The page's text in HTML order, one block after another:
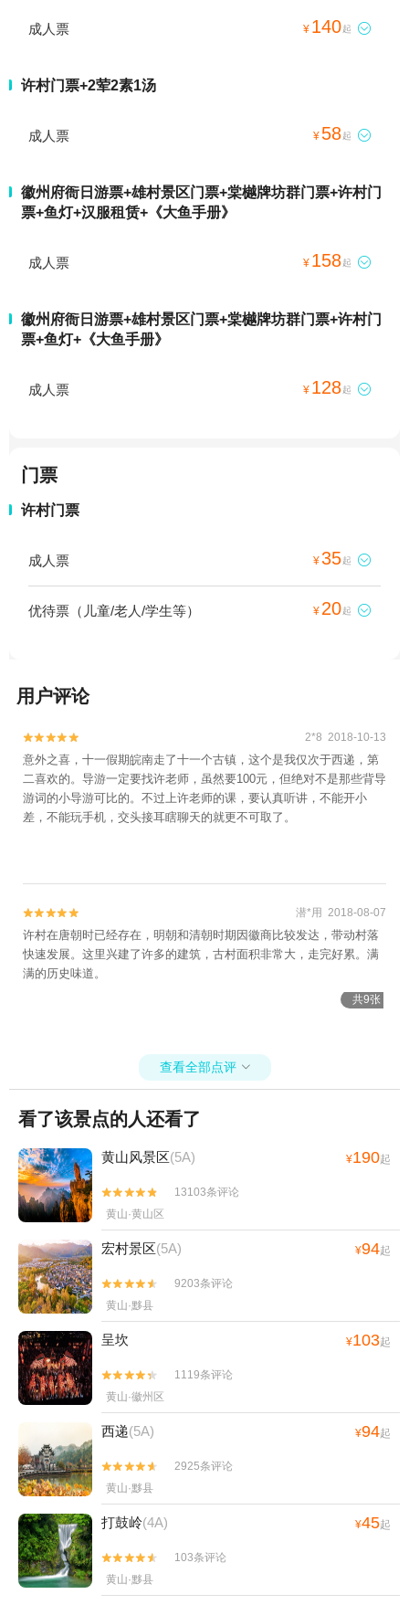
成人票 ¥ 140起 
许村门票+2荤2素1汤
成人票 ¥ 58起 
徽州府衙日游票+雄村景区门票+棠樾牌坊群门票+许村门
票+鱼灯+汉服租赁+《大鱼手册》
成人票 ¥ 158起 
徽州府衙日游票+雄村景区门票+棠樾牌坊群门票+许村门
票+鱼灯+《大鱼手册》
成人票 ¥ 128起 
门票
许村门票
成人票 ¥35起 
优待票（儿童/老人/学生等） ¥ 20起 
用户评论

 2*8 2018-10-13
意外之喜，十一假期皖南走了十一个古镇，这个是我仅次于西递，第
二喜欢的。导游一定要找许老师，虽然要100元，但绝对不是那些背导
游词的小导游可比的。不过上许老师的课，要认真听讲，不能开小
差，不能玩手机，交头接耳瞎聊天的就更不可取了。

 潜*用 2018-08-07
许村在唐朝时已经存在，明朝和清朝时期因徽商比较发达，带动村落
快速发展。这里兴建了许多的建筑，古村面积非常大，走完好累。满
满的历史味道。
共9张
查看全部点评 
看了该景点的人还看了
黄山风景区(5A) ¥190起


13103条评论
黄山·黄山区
宏村景区(5A) ¥94起


9203条评论
黄山·黟县
呈坎 ¥103起


1119条评论
黄山·徽州区
西递(5A) ¥94起


2925条评论
黄山·黟县
打鼓岭(4A) ¥45起


103条评论
黄山·黟县